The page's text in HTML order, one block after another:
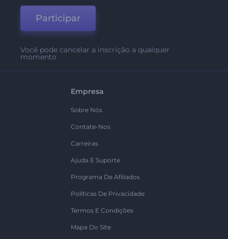
Participar
Você pode cancelar a inscrição a qualquer
momento
Empresa
Sobre Nós
Contate-Nos
Carreiras
Ajuda E Suporte
Programa De Afiliados
Políticas De Privacidade
Termos E Condições
Mapa Do Site